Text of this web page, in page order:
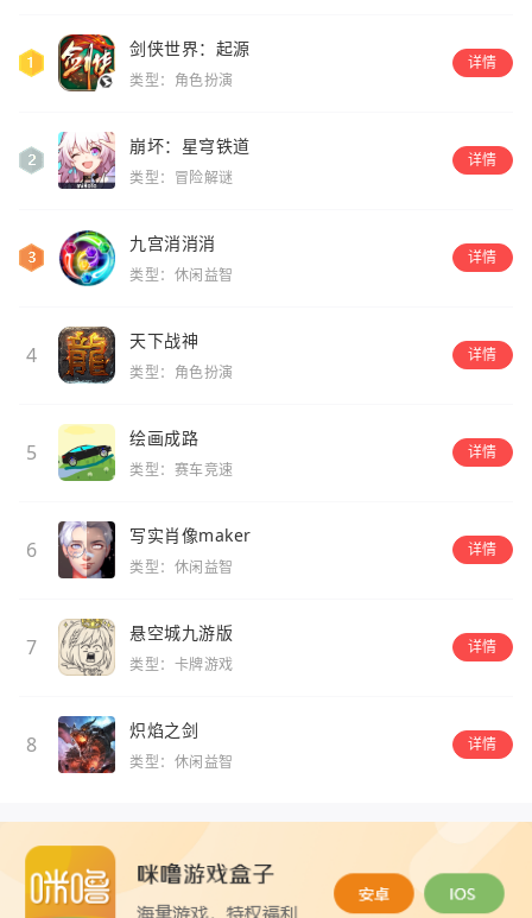
剑侠世界：起源
类型：角色扮演
详情
崩坏：星穹铁道
类型：冒险解谜
详情
九宫消消消
类型：休闲益智
详情
4
天下战神
类型：角色扮演
详情
5
绘画成路
类型：赛车竞速
详情
6
写实肖像maker
类型：休闲益智
详情
7
悬空城九游版
类型：卡牌游戏
详情
8
炽焰之剑
类型：休闲益智
详情